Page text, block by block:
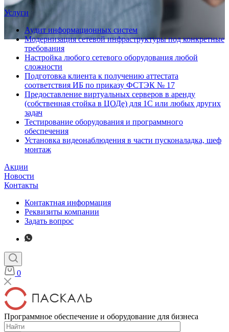
Услуги
Аудит информационных систем
Модернизация сетевой инфраструктуры под конкретные
требования
Настройка любого сетевого оборудования любой
сложности
Подготовка клиента к получению аттестата
соответствия ИБ по приказу ФСТЭК № 17
Предоставление виртуальных серверов в аренду
(собственная стойка в ЦОДе) для 1С или любых других
задач
Тестирование оборудования и программного
обеспечения
Установка видеонаблюдения в части пусконаладка, шеф
монтаж
Акции
Новости
Контакты
Контактная информация
Реквизиты компании
Задать вопрос
0
Программное обеспечение и оборудование для бизнеса